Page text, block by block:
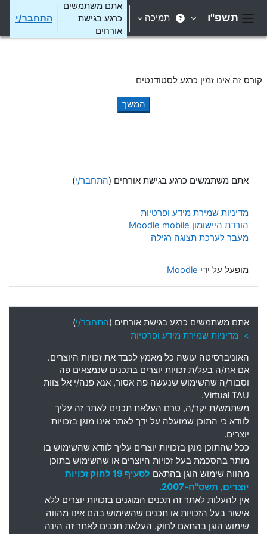
תשפ"ו תמיכה
אתם משתמשים
כרגע בגישת
אורחים
התחבר/י
קורס זה אינו זמין כרגע לסטודנטים
המשך
אתם משתמשים כרגע בגישת אורחים (התחבר/י)
מדיניות שמירת מידע ופרטיות
הורדת היישומון Moodle mobile
מעבר לערכת תצוגה רגילה
מופעל על ידי Moodle
אתם משתמשים כרגע בגישת אורחים (התחבר/י)
> מדיניות שמירת מידע ופרטיות
האוניברסיטה עושה כל מאמץ לכבד את זכויות היוצרים.
אם את/ה בעל/ת זכויות יוצרים בתכנים שנמצאים פה
וסבור/ה שהשימוש שנעשה פה אסור, אנא פנה/י אל צוות
Virtual TAU.
משתמש/ת יקר/ה, טרם העלאת תכנים לאתר זה עליך
לוודא כי התוכן שמועלה על ידך לאתר אינו מוגן בזכויות
יוצרים.
ככל שהתוכן מוגן בזכויות יוצרים עליך לוודא שהשימוש בו
מותר בהסכמת בעל זכויות היוצרים או שהשימוש בתוכן
מהווה שימוש הוגן בהתאם
לסעיף 19 לחוק זכויות
יוצרים, תשס"ח-2007.
אין להעלות לאתר זה תכנים המוגנים בזכויות יוצרים ללא
אישור בעל הזכויות או תכנים שהשימוש בהם אינו מהווה
שימוש הוגן בהתאם לחוק. העלאת תכנים לאתר זה הינה